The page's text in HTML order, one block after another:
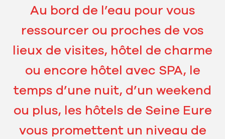
Au bord de l’eau pour vous
ressourcer ou proches de vos
lieux de visites, hôtel de charme
ou encore hôtel avec SPA, le
temps d’une nuit, d’un weekend
ou plus, les hôtels de Seine Eure
vous promettent un niveau de